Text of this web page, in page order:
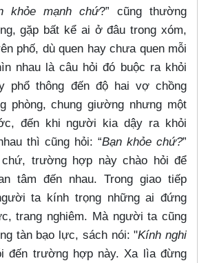
khỏe mạnh chứ?” cũng thường
gặp bất kể ai ở đâu trong xóm,
phố, dù quen hay chưa quen mỗi
nhau là câu hỏi đó buộc ra khỏi
phổ thông đến độ hai vợ chồng
phòng, chung giường nhưng một
đến khi người kia dậy ra khỏi
thì cũng hỏi: “Bạn khỏe chứ?”
trường hợp này chào hỏi để
tâm đến nhau. Trong giao tiếp
ta kính trọng những ai đứng
trang nghiêm. Mà người ta cũng
tàn bạo lực, sách nói: "Kính nghi
đến trường hợp này. Xa lìa đừng